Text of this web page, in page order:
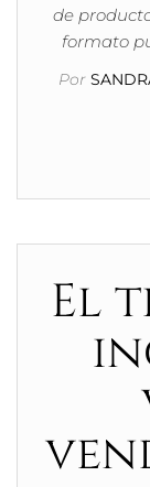
de
formato
Por
El